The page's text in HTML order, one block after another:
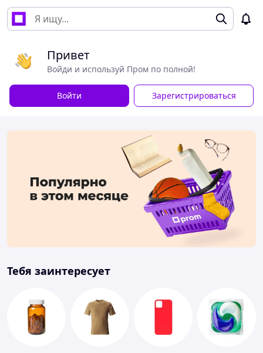
Привет
Войди и используй Пром по полной!
Войти Зарегистрироваться
Тебя заинтересует